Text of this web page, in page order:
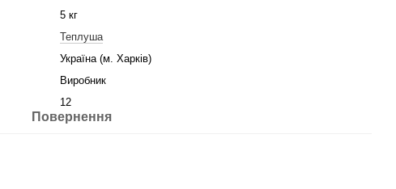
5 кг
Теплуша
Україна (м. Харків)
Виробник
12
Повернення